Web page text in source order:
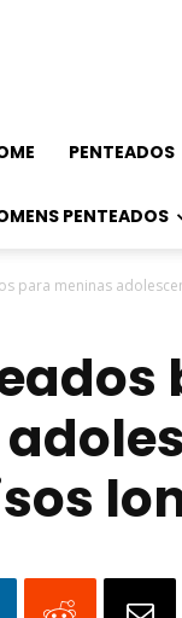
PENTEADOS
PENTEADOS
para meninas